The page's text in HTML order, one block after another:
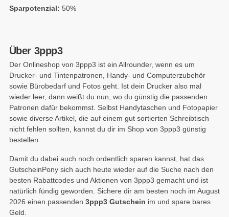
Sparpotenzial: 50%
Über 3ppp3
Der Onlineshop von 3ppp3 ist ein Allrounder, wenn es um
Drucker- und Tintenpatronen, Handy- und Computerzubehör
sowie Bürobedarf und Fotos geht. Ist dein Drucker also mal
wieder leer, dann weißt du nun, wo du günstig die passenden
Patronen dafür bekommst. Selbst Handytaschen und Fotopapier
sowie diverse Artikel, die auf einem gut sortierten Schreibtisch
nicht fehlen sollten, kannst du dir im Shop von 3ppp3 günstig
bestellen.
Damit du dabei auch noch ordentlich sparen kannst, hat das
GutscheinPony sich auch heute wieder auf die Suche nach den
besten Rabattcodes und Aktionen von 3ppp3 gemacht und ist
natürlich fündig geworden. Sichere dir am besten noch im August
2026 einen passenden 3ppp3 Gutschein im und spare bares
Geld.